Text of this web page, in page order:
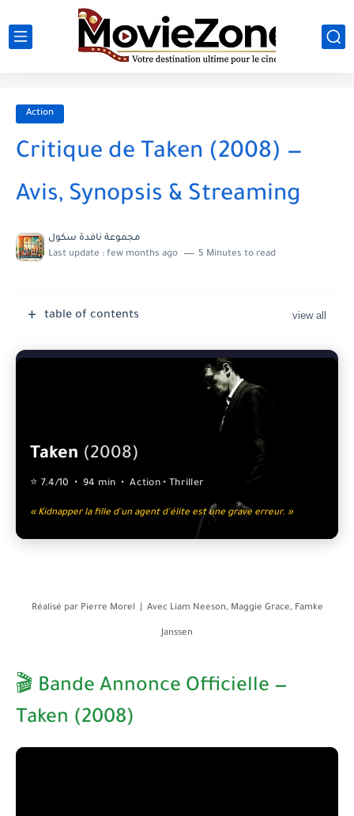
Action
Critique de Taken (2008) —
Avis, Synopsis & Streaming
مجموعة نافدة سكول
Last update : few months ago 5 Minutes to read
table of contents
Taken (2008)
⭐ 7.4/10 • 94 min • Action • Thriller
« Kidnapper la fille d'un agent d'élite est une grave erreur. »
Réalisé par Pierre Morel | Avec Liam Neeson, Maggie Grace, Famke
Janssen
🎬 Bande Annonce Officielle —
Taken (2008)